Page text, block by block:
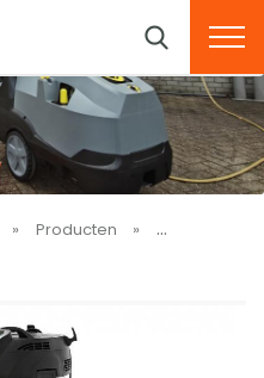
Producten Stofzuigers